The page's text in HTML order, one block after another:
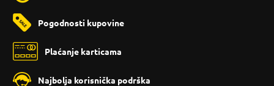
Pogodnosti kupovine
Plaćanje karticama
Najbolja korisnička podrška